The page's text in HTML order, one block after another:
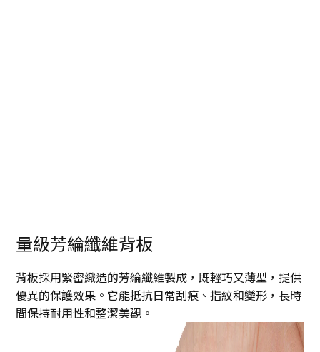
量級芳綸纖維背板
背板採用緊密織造的芳綸纖維製成，既輕巧又薄型，提供
優異的保護效果。它能抵抗日常刮痕、指紋和變形，長時
間保持耐用性和整潔美觀。